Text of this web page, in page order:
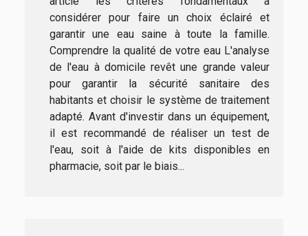
considérer pour faire un choix éclairé et
garantir une eau saine à toute la famille.
Comprendre la qualité de votre eau L'analyse
de l'eau à domicile revêt une grande valeur
pour garantir la sécurité sanitaire des
habitants et choisir le système de traitement
adapté. Avant d'investir dans un équipement,
il est recommandé de réaliser un test de
l'eau, soit à l'aide de kits disponibles en
pharmacie, soit par le biais...